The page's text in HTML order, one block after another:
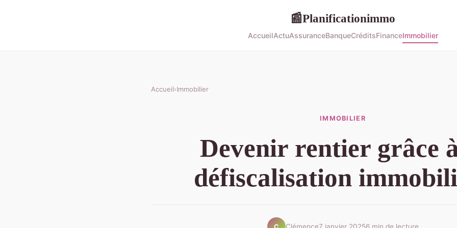
📰Planificationimmo
AccueilActuAssuranceBanqueCréditsFinanceImmobilier
Accueil›Immobilier
IMMOBILIER
Devenir rentier grâce
défiscalisation
Clémence7 janvier 20256 min de lecture